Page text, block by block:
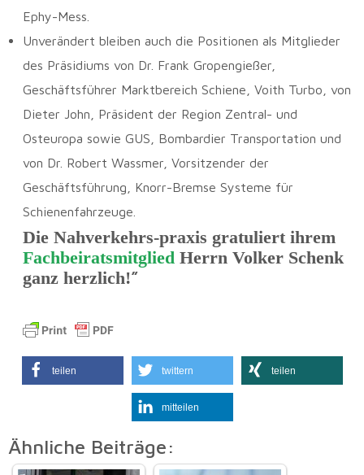
Ephy-Mess.
Unverändert bleiben auch die Positionen als Mitglieder
des Präsidiums von Dr. Frank Gropengießer,
Geschäftsführer Marktbereich Schiene, Voith Turbo, von
Dieter John, Präsident der Region Zentral- und
Osteuropa sowie GUS, Bombardier Transportation und
von Dr. Robert Wassmer, Vorsitzender der
Geschäftsführung, Knorr-Bremse Systeme für
Schienenfahrzeuge.
Die Nahverkehrs-praxis gratuliert ihrem
Fachbeiratsmitglied Herrn Volker Schenk
ganz herzlich!”
teilen twittern teilen
mitteilen
Ähnliche Beiträge: